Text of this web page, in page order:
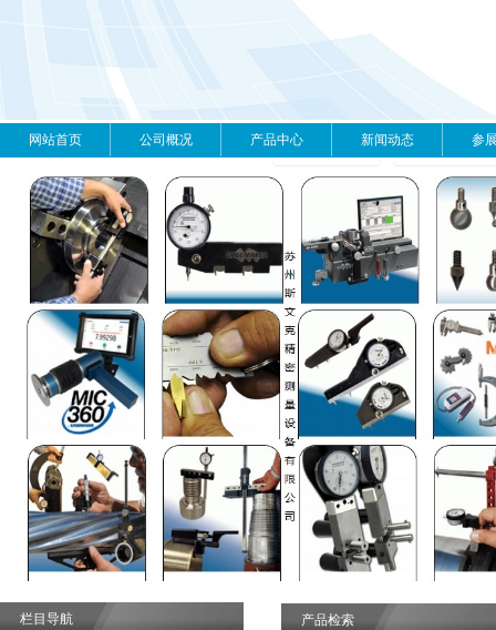
网站首页 公司概况 产品中心 新闻动态 参
栏目导航 产品检索